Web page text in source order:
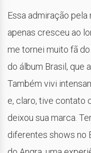
Essa admiração pela
apenas cresceu ao
me tornei muito fã
do álbum Brasil, que
Também vivi
e, claro, tive contato
deixou sua marca.
diferentes shows no